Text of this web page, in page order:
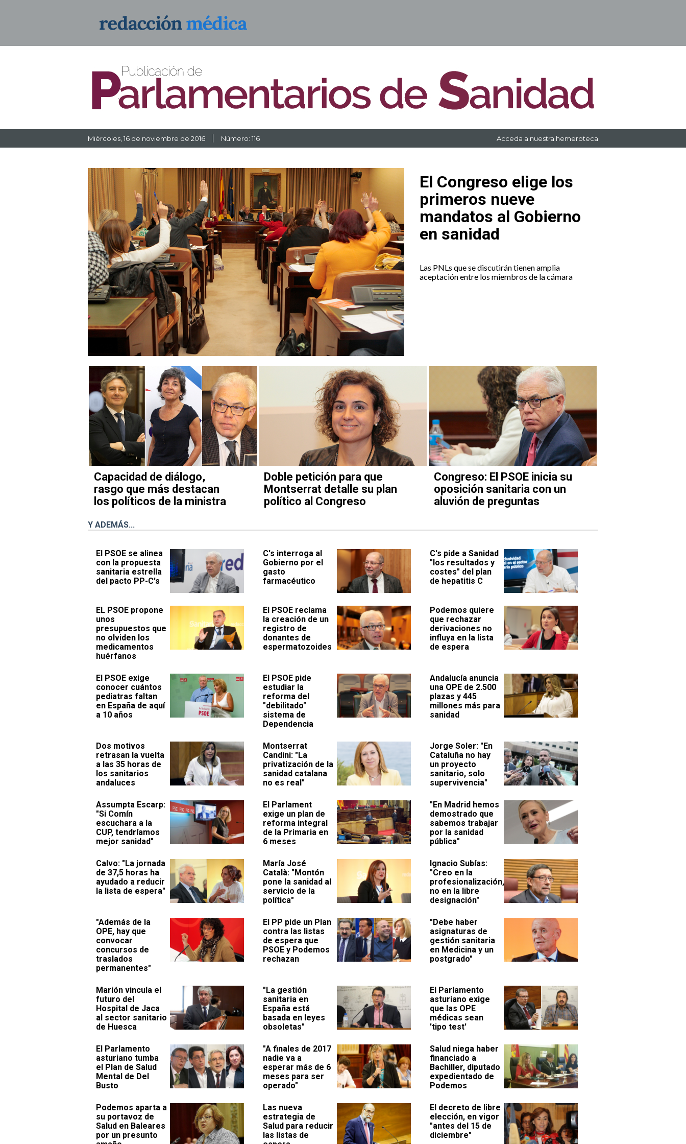
Miércoles, 16 de noviembre de 2016 Número: 116 Acceda a nuestra hemeroteca
El Congreso elige los
primeros nueve
mandatos al Gobierno
en sanidad
Las PNLs que se discutirán tienen amplia
aceptación entre los miembros de la cámara
Capacidad de diálogo,
rasgo que más destacan
los políticos de la ministra
Doble petición para que
Montserrat detalle su plan
político al Congreso
Congreso: El PSOE inicia su
oposición sanitaria con un
aluvión de preguntas
Y ADEMÁS...
El PSOE se alinea
con la propuesta
sanitaria estrella
del pacto PP-C's
C's interroga al
Gobierno por el
gasto
farmacéutico
C's pide a Sanidad
"los resultados y
costes" del plan
de hepatitis C
EL PSOE propone
unos
presupuestos que
no olviden los
medicamentos
huérfanos
El PSOE reclama
la creación de un
registro de
donantes de
espermatozoides
Podemos quiere
que rechazar
derivaciones no
influya en la lista
de espera
El PSOE exige
conocer cuántos
pediatras faltan
en España de aquí
a 10 años
El PSOE pide
estudiar la
reforma del
"debilitado"
sistema de
Dependencia
Andalucía anuncia
una OPE de 2.500
plazas y 445
millones más para
sanidad
Dos motivos
retrasan la vuelta
a las 35 horas de
los sanitarios
andaluces
Montserrat
Candini: "La
privatización de la
sanidad catalana
no es real"
Jorge Soler: "En
Cataluña no hay
un proyecto
sanitario, solo
supervivencia"
Assumpta Escarp:
"Si Comín
escuchara a la
CUP, tendríamos
mejor sanidad"
El Parlament
exige un plan de
reforma integral
de la Primaria en
6 meses
"En Madrid hemos
demostrado que
sabemos trabajar
por la sanidad
pública"
Calvo: "La jornada
de 37,5 horas ha
ayudado a reducir
la lista de espera"
María José
Català: "Montón
pone la sanidad al
servicio de la
política"
Ignacio Subías:
"Creo en la
profesionalización,
no en la libre
designación"
"Además de la
OPE, hay que
convocar
concursos de
traslados
permanentes"
El PP pide un Plan
contra las listas
de espera que
PSOE y Podemos
rechazan
"Debe haber
asignaturas de
gestión sanitaria
en Medicina y un
postgrado"
Marión vincula el
futuro del
Hospital de Jaca
al sector sanitario
de Huesca
"La gestión
sanitaria en
España está
basada en leyes
obsoletas"
El Parlamento
asturiano exige
que las OPE
médicas sean
'tipo test'
El Parlamento
asturiano tumba
el Plan de Salud
Mental de Del
Busto
"A finales de 2017
nadie va a
esperar más de 6
meses para ser
operado"
Salud niega haber
financiado a
Bachiller, diputado
expedientado de
Podemos
Podemos aparta a
su portavoz de
Salud en Baleares
por un presunto
Las nueva
estrategia de
Salud para reducir
las listas de
El decreto de libre
elección, en vigor
"antes del 15 de
diciembre"